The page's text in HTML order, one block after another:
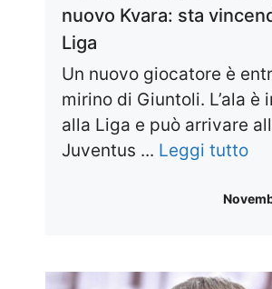
nuovo Kvara: sta
Liga
Un nuovo giocatore è
mirino di Giuntoli. L’ala è
alla Liga e può arrivare
Juventus ... Leggi tutto